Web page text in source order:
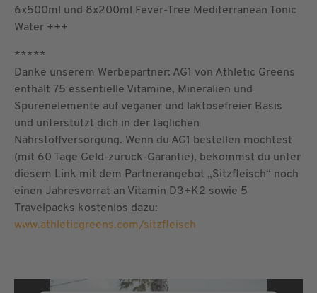
6x500ml und 8x200ml Fever-Tree Mediterranean Tonic
Water +++
*****
Danke unserem Werbepartner: AG1 von Athletic Greens
enthält 75 essentielle Vitamine, Mineralien und
Spurenelemente auf veganer und laktosefreier Basis
und unterstützt dich in der täglichen
Nährstoffversorgung. Wenn du AG1 bestellen möchtest
(mit 60 Tage Geld-zurück-Garantie), bekommst du unter
diesem Link mit dem Partnerangebot „Sitzfleisch“ noch
einen Jahresvorrat an Vitamin D3+K2 sowie 5
Travelpacks kostenlos dazu:
www.athleticgreens.com/sitzfleisch